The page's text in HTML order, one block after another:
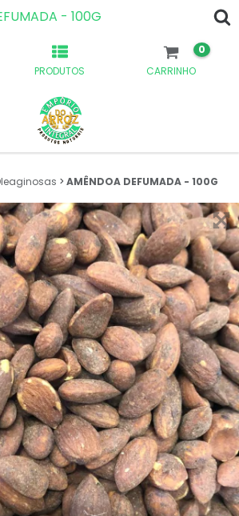
- 100G
PRODUTOS CARRINHO
0
> AMÊNDOA DEFUMADA - 100G